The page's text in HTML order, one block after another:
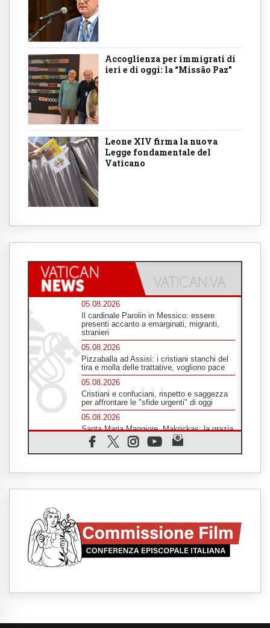
Accoglienza per immigrati di
ieri e di oggi: la “Missão Paz”
Leone XIV firma la nuova
Legge fondamentale del
Vaticano
05.08.2026
Il cardinale Parolin in Messico: essere
presenti accanto a emarginati, migranti,
stranieri
05.08.2026
Pizzaballa ad Assisi: i cristiani stanchi del
tira e molla delle trattative, vogliono pace
05.08.2026
Cristiani e confuciani, rispetto e saggezza
per affrontare le "sfide urgenti" di oggi
05.08.2026
Santa Maria Maggiore, Makrickas: la grazia
di Dio scende ancora sul mondo
05.08.2026
social non saziano, vogliamo cose grandi"
05.08.2026
05.08.2026
Dal Papa all'udienza generale la forza del
"circolo degli eroi"
pace